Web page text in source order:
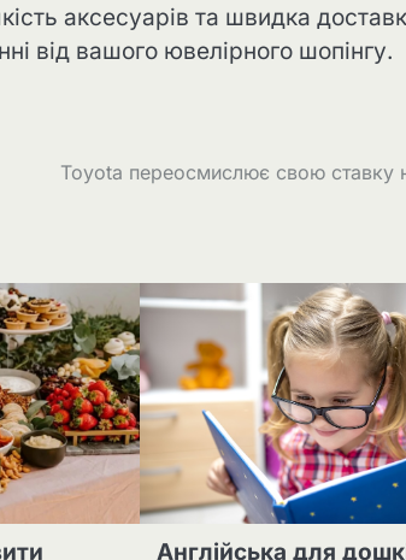
аксесуарів та швидка
від вашого ювелірного шопінгу.
Toyota переосмислює свою ставку
Англійська для